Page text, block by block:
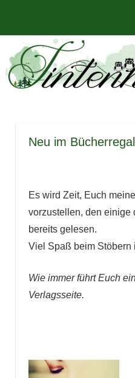
springen
Tintenhain
–
Der
Rezensionen
und
mehr
Neu im
Es wird Zeit, Euch
vorzustellen, den einige
bereits gelesen.
Viel Spaß beim Stöbern
Wie immer führt Euch
Verlagsseite.